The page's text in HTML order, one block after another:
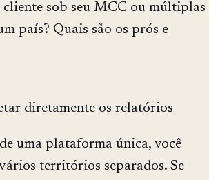
sob seu MCC ou múltiplas
país? Quais são os prós e
diretamente os relatórios
uma plataforma única, você
territórios separados. Se